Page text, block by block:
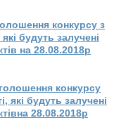
конкурсу з
будуть залучені
на 28.08.2018р
конкурсу
які будуть залучені
28.08.2018р